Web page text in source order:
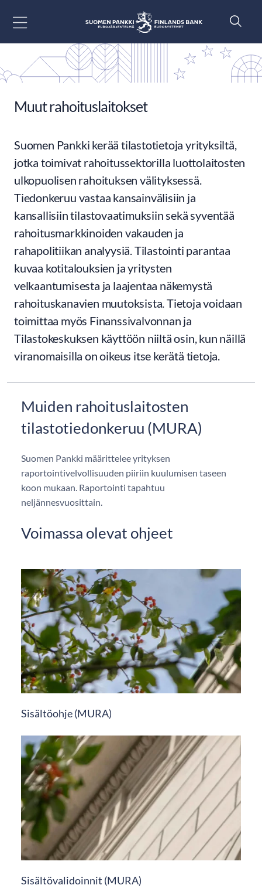
Muut rahoituslaitokset
Suomen Pankki kerää tilastotietoja yrityksiltä,
jotka toimivat rahoitussektorilla luottolaitosten
ulkopuolisen rahoituksen välityksessä.
Tiedonkeruu vastaa kansainvälisiin ja
kansallisiin tilastovaatimuksiin sekä syventää
rahoitusmarkkinoiden vakauden ja
rahapolitiikan analyysiä. Tilastointi parantaa
kuvaa kotitalouksien ja yritysten
velkaantumisesta ja laajentaa näkemystä
rahoituskanavien muutoksista. Tietoja voidaan
toimittaa myös Finanssivalvonnan ja
Tilastokeskuksen käyttöön niiltä osin, kun näillä
viranomaisilla on oikeus itse kerätä tietoja.
Muiden rahoituslaitosten
tilastotiedonkeruu (MURA)
Suomen Pankki määrittelee yrityksen
raportointivelvollisuuden piiriin kuulumisen taseen
koon mukaan. Raportointi tapahtuu
neljännesvuosittain.
Voimassa olevat ohjeet
Sisältöohje (MURA)
Sisältövalidoinnit (MURA)